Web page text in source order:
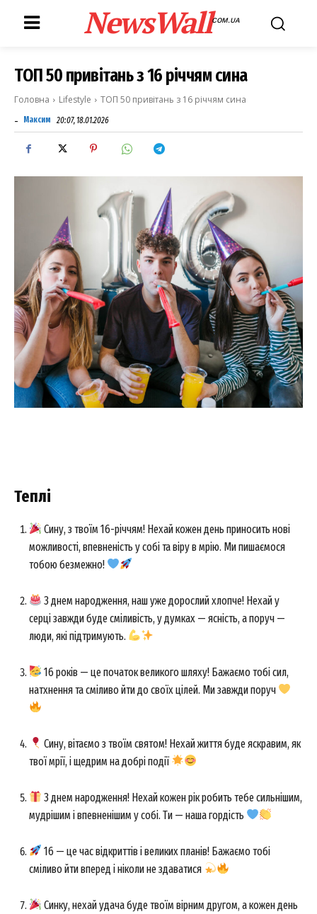
NewsWallCOM.UA
ТОП 50 привітань з 16 річчям сина
Головна Lifestyle ТОП 50 привітань з 16 річчям сина
- Максим 20:07, 18.01.2026
Теплі
Сину, з твоїм 16-річчям! Нехай кожен день приносить нові
можливості, впевненість у собі та віру в мрію. Ми пишаємося
тобою безмежно!
З днем народження, наш уже дорослий хлопче! Нехай у
серці завжди буде сміливість, у думках — ясність, а поруч —
люди, які підтримують.
16 років — це початок великого шляху! Бажаємо тобі сил,
натхнення та сміливо йти до своїх цілей. Ми завжди поруч
Сину, вітаємо з твоїм святом! Нехай життя буде яскравим, як
твої мрії, і щедрим на добрі події
З днем народження! Нехай кожен рік робить тебе сильнішим,
мудрішим і впевненішим у собі. Ти — наша гордість
16 — це час відкриттів і великих планів! Бажаємо тобі
сміливо йти вперед і ніколи не здаватися
Синку, нехай удача буде твоїм вірним другом, а кожен день